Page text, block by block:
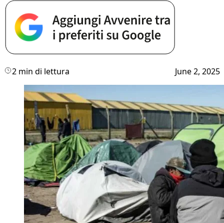
2 min di lettura June 2, 2025